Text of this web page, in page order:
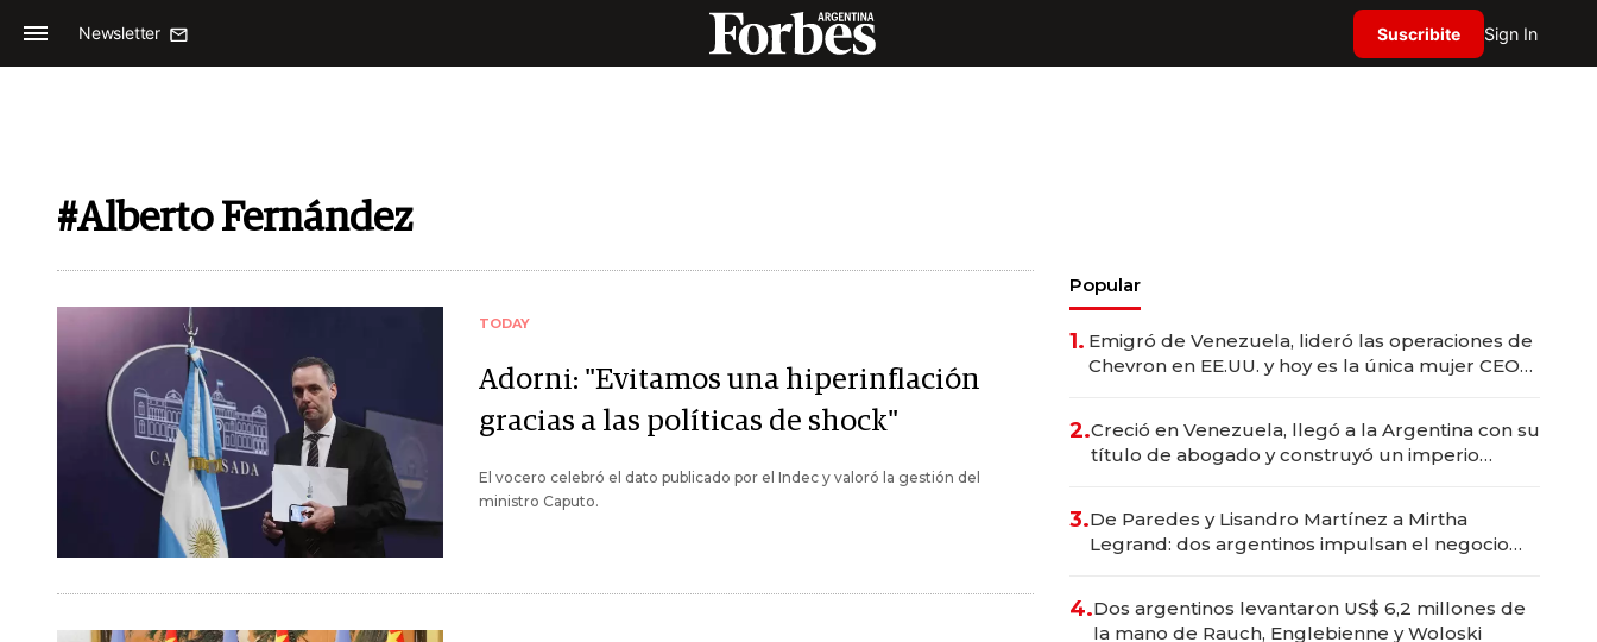
Newsletter Suscribite Sign In
#Alberto Fernández
TODAY
Adorni: "Evitamos una hiperinflación
gracias a las políticas de shock"
El vocero celebró el dato publicado por el Indec y valoró la gestión del
ministro Caputo.
Popular
1. Emigró de Venezuela, lideró las operaciones de
Chevron en EE.UU. y hoy es la única mujer CEO
2.Creció en Venezuela, llegó a la Argentina con su
título de abogado y construyó un imperio
3.De Paredes y Lisandro Martínez a Mirtha
Legrand: dos argentinos impulsan el negocio
4.Dos argentinos levantaron US$ 6,2 millones de
la mano de Rauch, Englebienne y Woloski